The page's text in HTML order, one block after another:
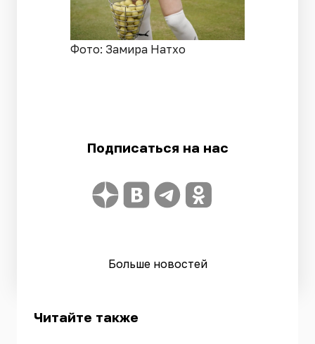
Фото: Замира Натхо
Подписаться на нас
Больше новостей
Читайте также